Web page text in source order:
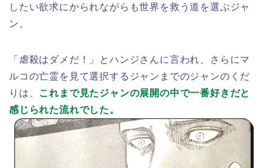
したい欲求にかられながらも世界を救う道を選ぶジャ
ン。
「虐殺はダメだ！」とハンジさんに言われ、さらにマ
ルコの亡霊を見て選択するジャンまでのジャンのくだ
りは、 これまで見たジャンの展開の中で一番好きだと
感じられた流れでした。